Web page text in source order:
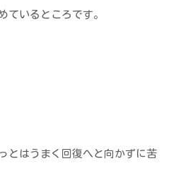
ているところです。
とはうまく回復へと向かずに苦